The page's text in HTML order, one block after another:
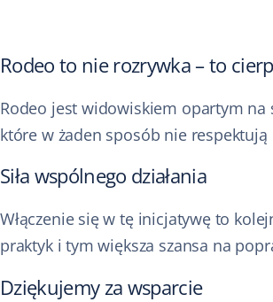
Rodeo to nie rozrywka – to
Rodeo jest widowiskiem opartym na
które w żaden sposób nie
Siła wspólnego działania
Włączenie się w tę inicjatywę to
praktyk i tym większa szansa na
Dziękujemy za wsparcie